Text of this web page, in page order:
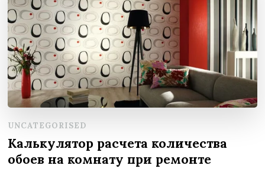
UNCATEGORISED
Калькулятор расчета количества
обоев на комнату при ремонте